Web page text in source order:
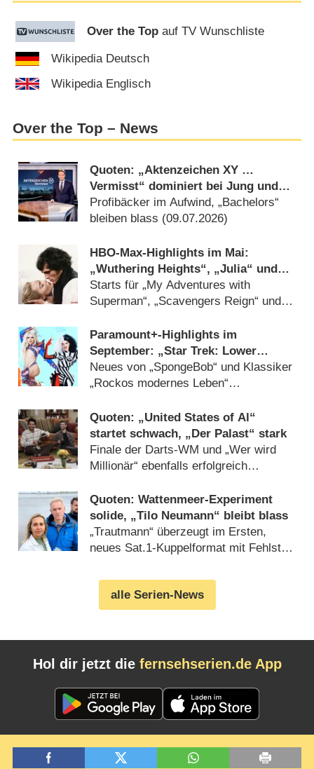
Over the Top auf TV Wunschliste
Wikipedia Deutsch
Wikipedia Englisch
Over the Top – News
Quoten: „Aktenzeichen XY …
Vermisst“ dominiert bei Jung und
Alt trotz Rückgang
Profibäcker im Aufwind, „Bachelors“
bleiben blass (09.07.2026)
HBO-Max-Highlights im Mai:
„Wuthering Heights“, „Julia“ und
jede Menge gute Animationsserien
Starts für „My Adventures with
Superman“, „Scavengers Reign“ und
(01.05.2026)
Paramount+-Highlights im
September: „Star Trek: Lower
Decks“, „Short Treks“ und „Drag
Race Germany“
Neues von „SpongeBob“ und Klassiker
„Rockos modernes Leben“
Quoten: „United States of Al“
startet schwach, „Der Palast“ stark
Finale der Darts-WM und „Wer wird
Millionär“ ebenfalls erfolgreich
Quoten: Wattenmeer-Experiment
solide, „Tilo Neumann“ bleibt blass
„Trautmann“ überzeugt im Ersten,
neues Sat.1-Kuppelformat mit Fehlstart
alle Serien-News
Hol dir jetzt die fernsehserien.de App